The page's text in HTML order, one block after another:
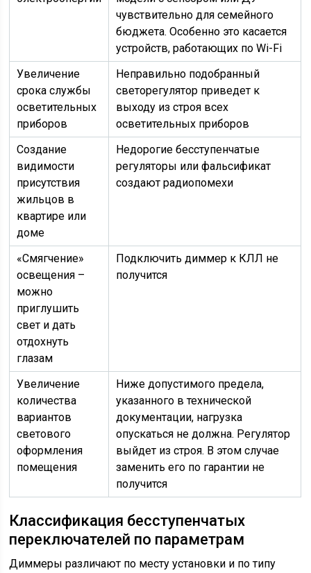
чувствительно для семейного
бюджета. Особенно это касается
устройств, работающих по Wi-Fi
Увеличение
срока службы
осветительных
приборов
Неправильно подобранный
светорегулятор приведет к
выходу из строя всех
осветительных приборов
Создание
видимости
присутствия
жильцов в
квартире или
доме
Недорогие бесступенчатые
регуляторы или фальсификат
создают радиопомехи
«Смягчение»
освещения –
можно
приглушить
свет и дать
отдохнуть
глазам
Подключить диммер к КЛЛ не
получится
Увеличение
количества
вариантов
светового
оформления
помещения
Ниже допустимого предела,
указанного в технической
документации, нагрузка
опускаться не должна. Регулятор
выйдет из строя. В этом случае
заменить его по гарантии не
получится
Классификация бесступенчатых
переключателей по параметрам
Диммеры различают по месту установки и по типу